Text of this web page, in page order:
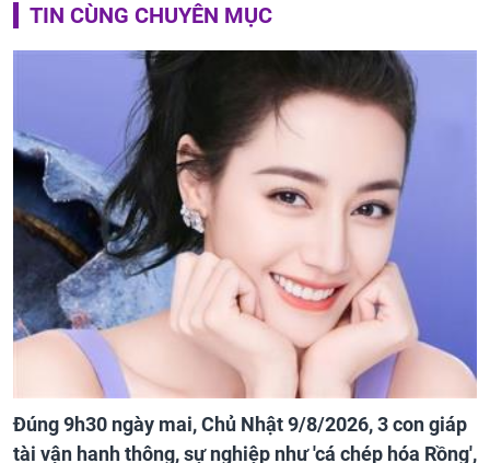
TIN CÙNG CHUYÊN MỤC
Đúng 9h30 ngày mai, Chủ Nhật 9/8/2026, 3 con giáp
tài vận hanh thông, sự nghiệp như 'cá chép hóa Rồng',